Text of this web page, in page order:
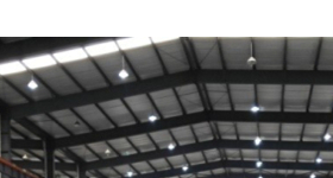
度快，大大地缩短了水力停留时间，为工程设施